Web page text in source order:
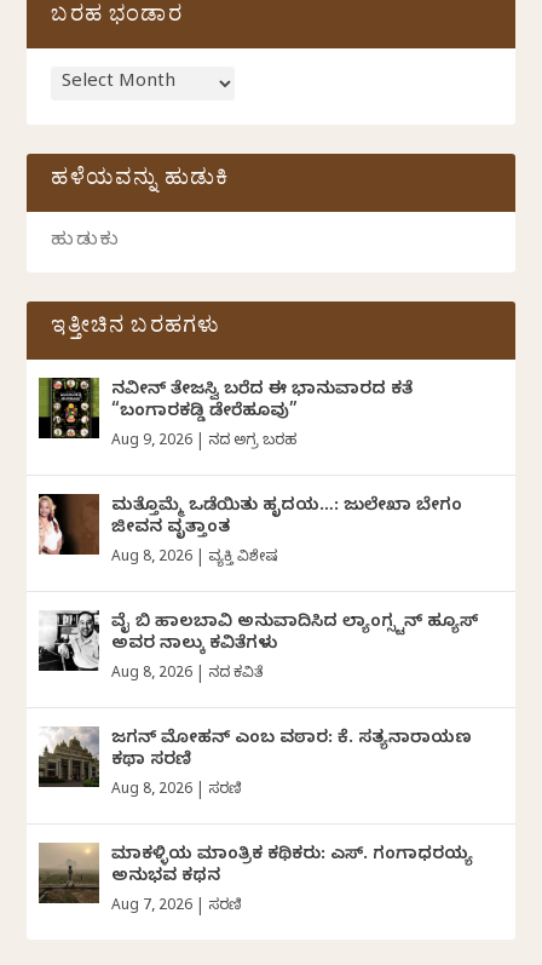
ಬರಹ ಭಂಡಾರ
ಹಳೆಯವನ್ನು ಹುಡುಕಿ
ಇತ್ತೀಚಿನ ಬರಹಗಳು
ನವೀನ್‌ ತೇಜಸ್ವಿ ಬರೆದ ಈ ಭಾನುವಾರದ ಕತೆ
“ಬಂಗಾರಕಡ್ಡಿ ಡೇರೆಹೂವು”
Aug 9, 2026 ದಿನದ ಅಗ್ರ ಬರಹ
ಮತ್ತೊಮ್ಮೆ ಒಡೆಯಿತು ಹೃದಯ…: ಜುಲೇಖಾ ಬೇಗಂ
ಜೀವನ ವೃತ್ತಾಂತ
Aug 8, 2026 ವ್ಯಕ್ತಿ ವಿಶೇಷ
ವೈ ಬಿ ಹಾಲಬಾವಿ ಅನುವಾದಿಸಿದ ಲ್ಯಾಂಗ್ಸ್ಟನ್ ಹ್ಯೂಸ್
ಅವರ ನಾಲ್ಕು ಕವಿತೆಗಳು
Aug 8, 2026 ದಿನದ ಕವಿತೆ
ಜಗನ್‌ ಮೋಹನ್‌ ಎಂಬ ವಠಾರ: ಕೆ. ಸತ್ಯನಾರಾಯಣ
ಕಥಾ ಸರಣಿ
Aug 8, 2026 ಸರಣಿ
ಮಾಕಳ್ಳಿಯ ಮಾಂತ್ರಿಕ ಕಥಿಕರು: ಎಸ್. ಗಂಗಾಧರಯ್ಯ
ಅನುಭವ ಕಥನ
Aug 7, 2026 ಸರಣಿ